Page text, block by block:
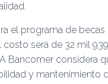
el programa de
costo será de 32 mil
Bancomer considera
y mantenimiento